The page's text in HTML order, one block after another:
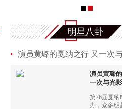
明星八卦
演员黄璐
一次与光
第76届戛纳
办，众多明